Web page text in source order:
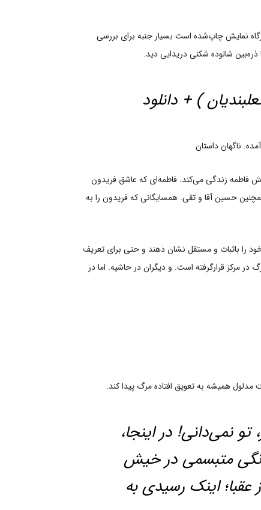
و توسط کارگاه نمایش چاپ‌شده است بسیار جنبه برای بررسی
شالوده شکنی دریدایی دید.
) + دانلود
ناگهان داستان
فاطمه زندگی می‌کند. فاطمه‌ای که عاشق فریدون
حسین آقا و تقی. همسایگانی که فریدون را به
را باثبات و مستقل نشان دهند و حتی برای تعریف
مرکز قرارگرفته است. و دیگران در حاشیه. اما در
همیشه به تعویق افتاده مرگ پیدا کند.
نمی‌دانی! در اینجا،
متبسمی در خیش
عقبا؛ اینک رسیدی به